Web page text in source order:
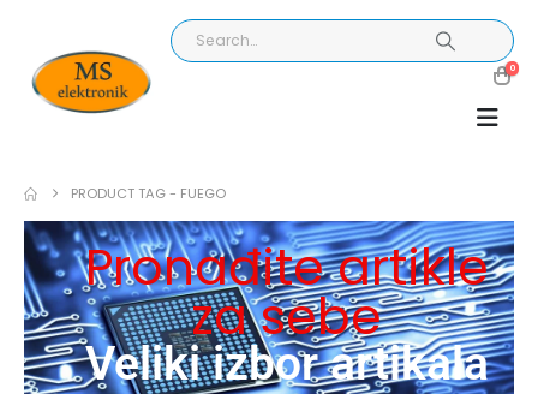
0
PRODUCT TAG - FUEGO
Pronađite artikle
za sebe
Veliki izbor artikala